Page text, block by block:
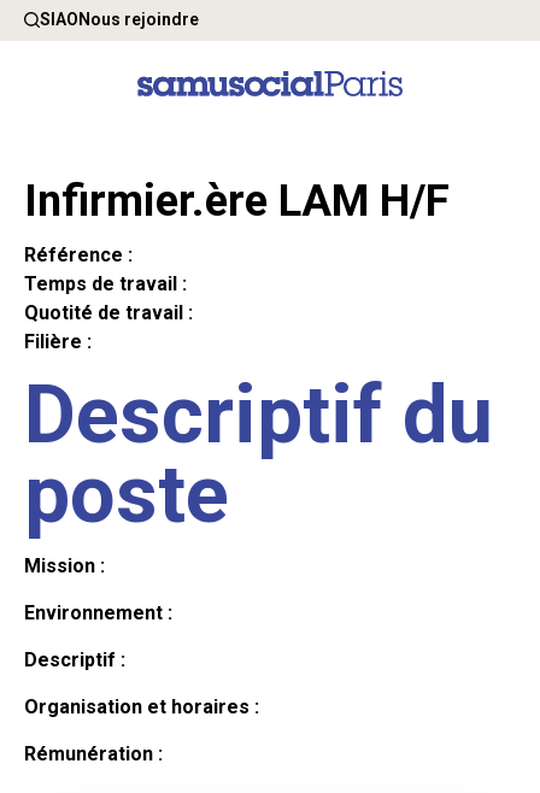
SIAONous rejoindre
Infirmier.ère LAM H/F
Référence :
Temps de travail :
Quotité de travail :
Filière :
Descriptif du
poste
Mission :
Environnement :
Descriptif :
Organisation et horaires :
Rémunération :